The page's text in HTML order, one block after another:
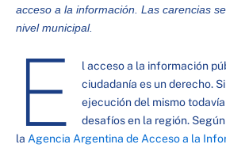
acceso a la información. Las carencias
nivel municipal.
E
l acceso a la información
ciudadanía es un derecho.
ejecución del mismo
desafíos en la región. Según
la Agencia Argentina de Acceso a la